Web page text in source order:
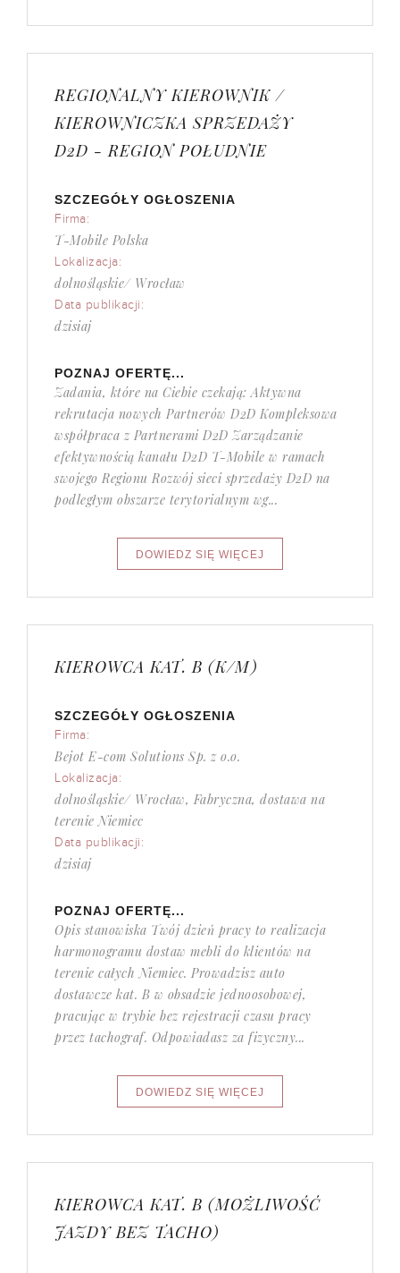
REGIONALNY KIEROWNIK /
KIEROWNICZKA SPRZEDAŻY
D2D - REGION POŁUDNIE
SZCZEGÓŁY OGŁOSZENIA
Firma:
T-Mobile Polska
Lokalizacja:
dolnośląskie/ Wrocław
Data publikacji:
dzisiaj
POZNAJ OFERTĘ...
Zadania, które na Ciebie czekają: Aktywna
rekrutacja nowych Partnerów D2D Kompleksowa
współpraca z Partnerami D2D Zarządzanie
efektywnością kanału D2D T-Mobile w ramach
swojego Regionu Rozwój sieci sprzedaży D2D na
podległym obszarze terytorialnym wg...
KIEROWCA KAT. B (K/M)
SZCZEGÓŁY OGŁOSZENIA
Firma:
Bejot E-com Solutions Sp. z o.o.
Lokalizacja:
dolnośląskie/ Wrocław, Fabryczna, dostawa na
terenie Niemiec
Data publikacji:
dzisiaj
POZNAJ OFERTĘ...
Opis stanowiska Twój dzień pracy to realizacja
harmonogramu dostaw mebli do klientów na
terenie całych Niemiec. Prowadzisz auto
dostawcze kat. B w obsadzie jednoosobowej,
pracując w trybie bez rejestracji czasu pracy
przez tachograf. Odpowiadasz za fizyczny...
KIEROWCA KAT. B (MOŻLIWOŚĆ
JAZDY BEZ TACHO)